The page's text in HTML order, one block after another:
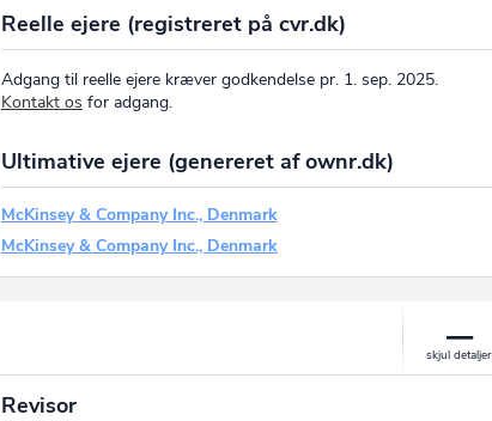
Reelle ejere (registreret på cvr.dk)
Adgang til reelle ejere kræver godkendelse pr. 1. sep. 2025.
Kontakt os for adgang.
Ultimative ejere (genereret af ownr.dk)
McKinsey & Company Inc., Denmark
McKinsey & Company Inc., Denmark
Revisor